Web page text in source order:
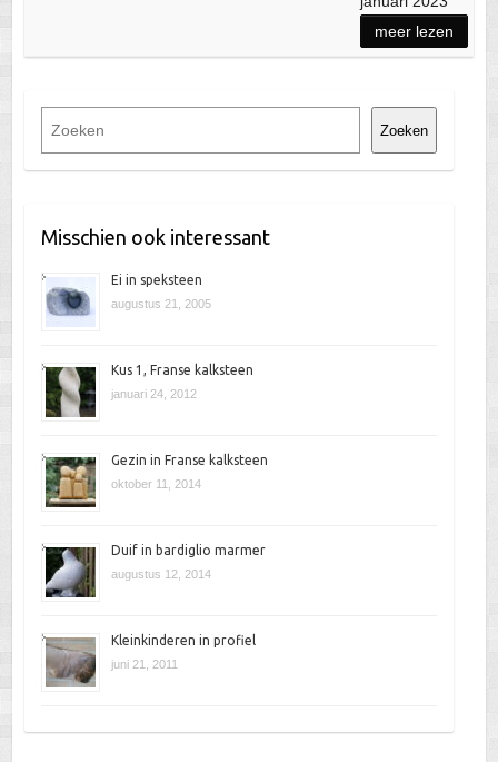
meer lezen
e
Zoeken
Misschien ook interessant
Ei in speksteen
augustus 21, 2005
Kus 1, Franse kalksteen
januari 24, 2012
Gezin in Franse kalksteen
oktober 11, 2014
Duif in bardiglio marmer
augustus 12, 2014
Kleinkinderen in profiel
juni 21, 2011